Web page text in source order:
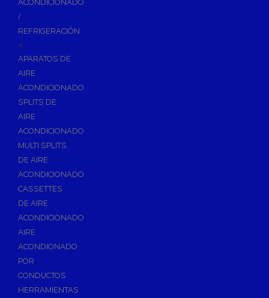
Asientos y Tapas de WC
Lavabos
Urinarios
Bidés
Vertederos Baño
Sanitarios Suspendidos
Placas de Accionamiento para Cisternas
Cisternas Empotradas
Seguridad en el Baño
Wellness
Calefacción y A.C.S
Accesorios de Calefacción
Vasos de Expansión
ACONDICIONADO
/
REFRIGERACIÓN
+
APARATOS DE
AIRE
ACONDICIONADO
SPLITS DE
AIRE
ACONDICIONADO
MULTI SPLITS
DE AIRE
ACONDICIONADO
CASSETTES
DE AIRE
ACONDICIONADO
AIRE
ACONDIONADO
POR
CONDUCTOS
HERRAMIENTAS